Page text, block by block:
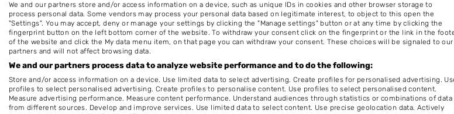
6524BM Nijmegen
Op 13,73 km afstand
Het Dames Salonnetje
Boksdoornstraat 58
We and our partners store and/or access information on a device, such as unique IDs in cookies and other browser storage to
process personal data. Some vendors may process your personal data based on legitimate interest, to object to this open the
"Settings". You may accept, deny or manage your settings by clicking the "Manage settings" button or at any time by clicking the
fingerprint button on the left bottom corner of the website. To withdraw your consent click on the fingerprint or the link in the
of the website and click the My data menu item, on that page you can withdraw your consent. These choices will be signaled to our
partners and will not affect browsing data.
We and our partners process data to analyze website performance and to do the following:
Store and/or access information on a device. Use limited data to select advertising. Create profiles for personalised advertising.
profiles to select personalised advertising. Create profiles to personalise content. Use profiles to select personalised content.
Measure advertising performance. Measure content performance. Understand audiences through statistics or combinations of data
from different sources. Develop and improve services. Use limited data to select content. Use precise geolocation data. Actively